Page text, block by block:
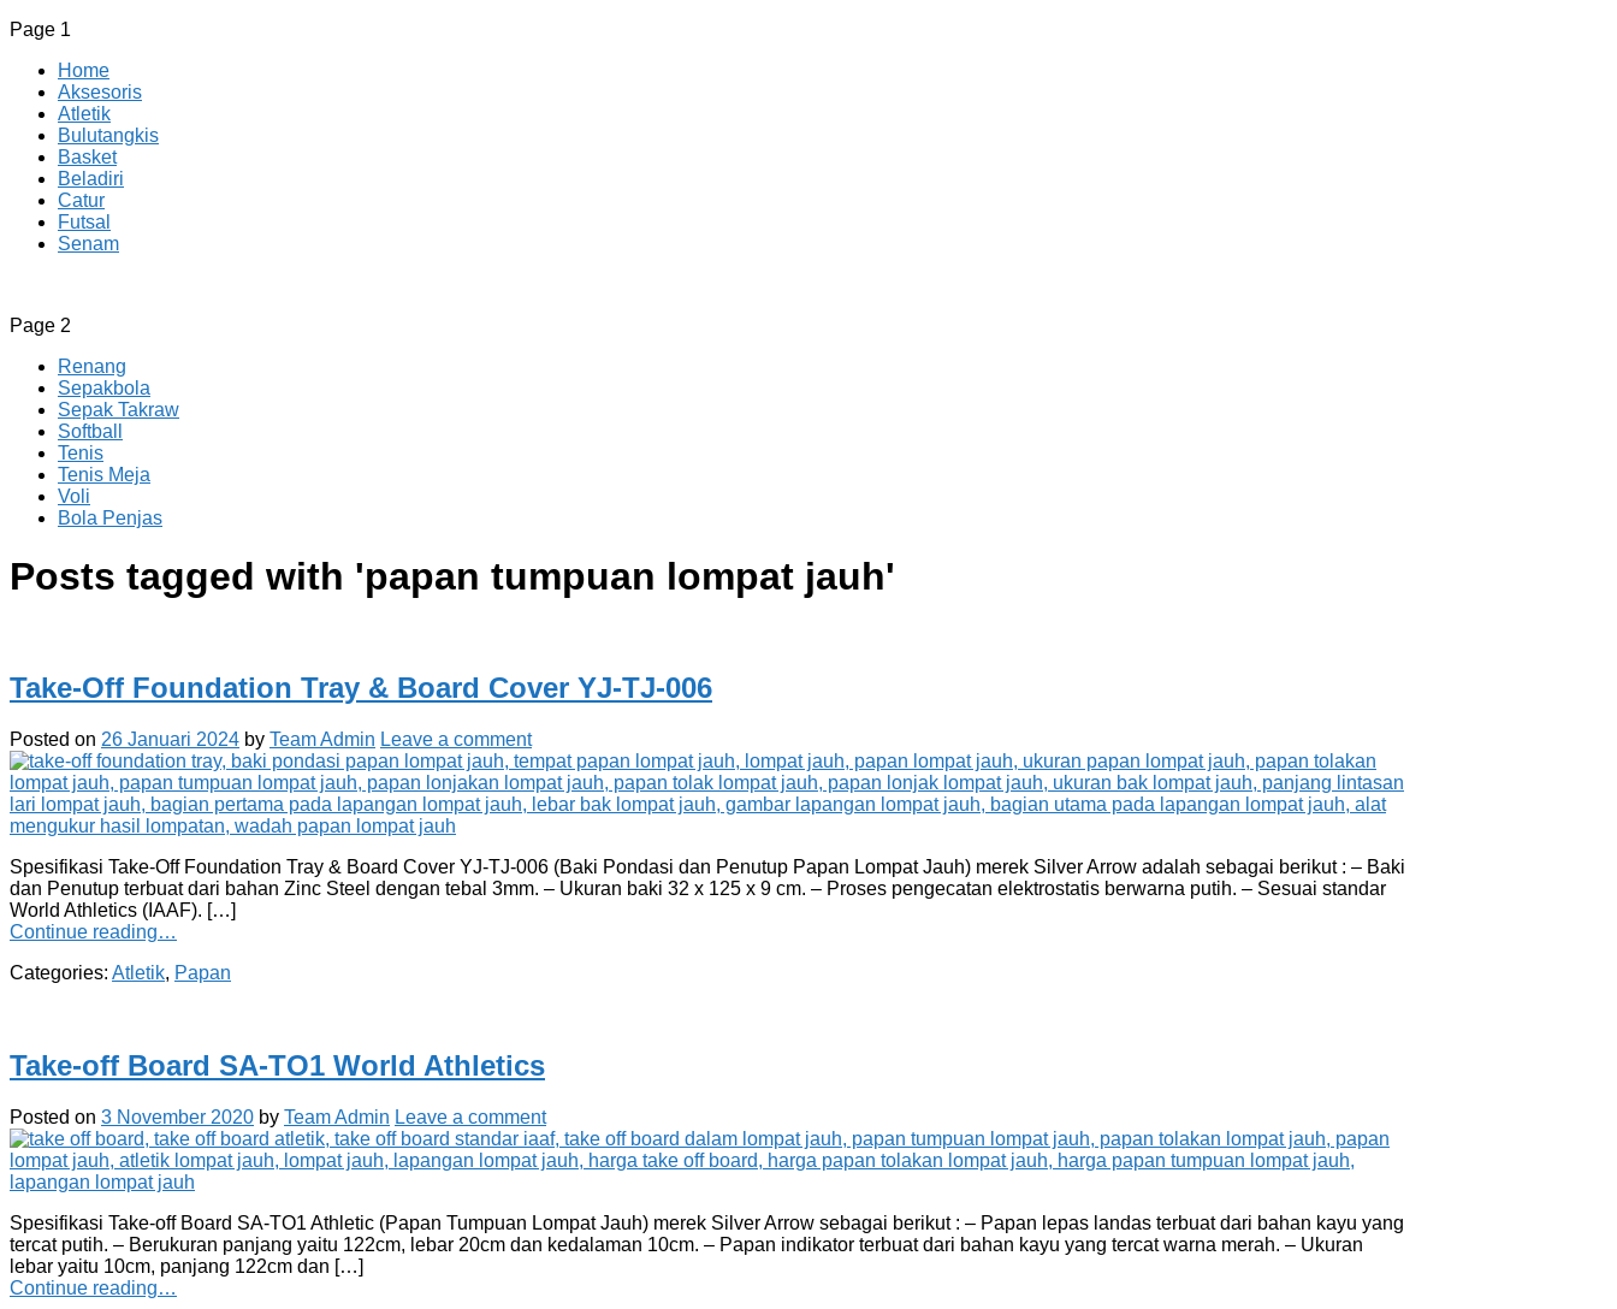
Page 1
Home
Aksesoris
Atletik
Bulutangkis
Basket
Beladiri
Catur
Futsal
Senam
CV JAYA BERSAMA Co Id
Menyediakan Semua Perlengkapan Olahraga Yang Lengkap, Berkualitas Dengan Harga Yang Murah
Page 2
Renang
Sepakbola
Sepak Takraw
Softball
Tenis
Tenis Meja
Voli
Bola Penjas
Posts tagged with 'papan tumpuan lompat jauh'
Take-Off Foundation Tray & Board Cover YJ-TJ-006
Posted on 26 Januari 2024 by Team Admin Leave a comment
Spesifikasi Take-Off Foundation Tray & Board Cover YJ-TJ-006 (Baki Pondasi dan Penutup Papan Lompat Jauh) merek Silver Arrow adalah sebagai berikut : – Baki
dan Penutup terbuat dari bahan Zinc Steel dengan tebal 3mm. – Ukuran baki 32 x 125 x 9 cm. – Proses pengecatan elektrostatis berwarna putih. – Sesuai standar
World Athletics (IAAF). […]
Continue reading…
Categories: Atletik, Papan
Take-off Board SA-TO1 World Athletics
Posted on 3 November 2020 by Team Admin Leave a comment
Spesifikasi Take-off Board SA-TO1 Athletic (Papan Tumpuan Lompat Jauh) merek Silver Arrow sebagai berikut : – Papan lepas landas terbuat dari bahan kayu yang
tercat putih. – Berukuran panjang yaitu 122cm, lebar 20cm dan kedalaman 10cm. – Papan indikator terbuat dari bahan kayu yang tercat warna merah. – Ukuran
lebar yaitu 10cm, panjang 122cm dan […]
Continue reading…